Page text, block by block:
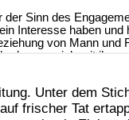
Unter dem
frischer Tat